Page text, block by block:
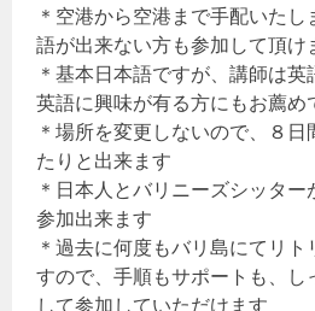
＊空港から空港まで手配いた
語が出来ない方も参加して頂け
＊基本日本語ですが、講師は英
英語に興味が有る方にもお薦め
＊場所を変更しないので、８
たりと出来ます
＊日本人とバリニーズシッタ
参加出来ます
＊過去に何度もバリ島にてリト
すので、手順もサポートも、
して参加していただけます